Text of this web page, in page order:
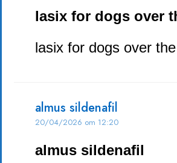
lasix for dogs over
lasix for dogs over
almus sildenafil
20/04/2026 om 12:20
almus sildenafil